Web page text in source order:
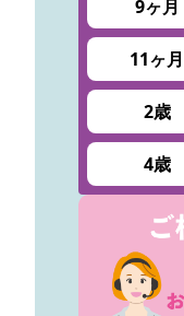
9ヶ月
11ヶ月
2歳
4歳